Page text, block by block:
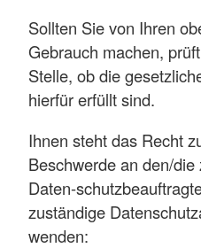
Sollten Sie von Ihren
Gebrauch machen,
Stelle, ob die
hierfür erfüllt sind.
Ihnen steht das Recht
Beschwerde an den/
Daten-
zuständige
wenden: